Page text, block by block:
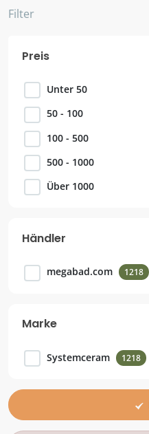
Filter
Preis
Unter 50
50 - 100
100 - 500
500 - 1000
Über 1000
Händler
megabad.com 1218
Marke
Systemceram 1218